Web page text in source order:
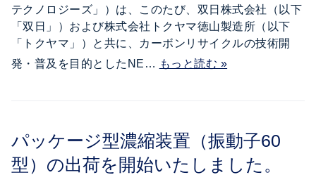
テクノロジーズ」）は、このたび、双日株式会社（以下
「双日」）および株式会社トクヤマ徳山製造所（以下
「トクヤマ」）と共に、カーボンリサイクルの技術開
発・普及を目的としたNE… もっと読む »
パッケージ型濃縮装置（振動子60
型）の出荷を開始いたしました。